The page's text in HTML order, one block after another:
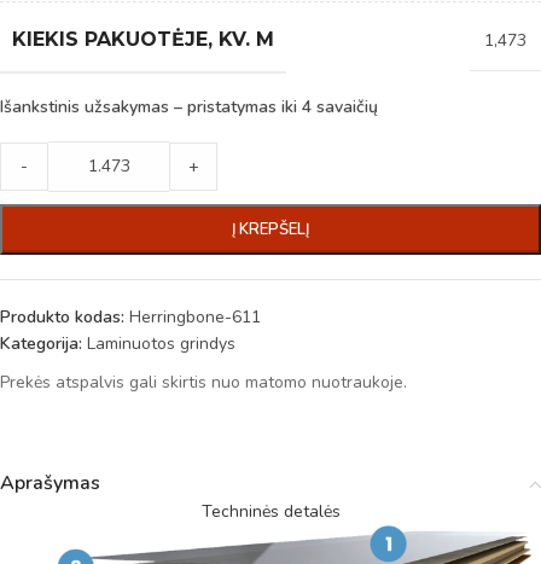
KIEKIS PAKUOTĖJE, KV. M 1,473
Išankstinis užsakymas – pristatymas iki 4 savaičių
- +
Į KREPŠELĮ
Produkto kodas: Herringbone-611
Kategorija: Laminuotos grindys
Prekės atspalvis gali skirtis nuo matomo nuotraukoje.
Aprašymas
Techninės detalės